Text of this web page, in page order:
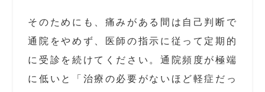
そのためにも、痛みがある間は自己判断で
通院をやめず、医師の指示に従って定期的
に受診を続けてください。通院頻度が極端
に低いと「治療の必要がないほど軽症だっ